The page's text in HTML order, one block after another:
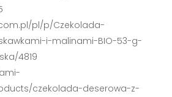
pl/p/Czekolada-
i-malinami-BIO-53-g-
4819
czekolada-deserowa-z-